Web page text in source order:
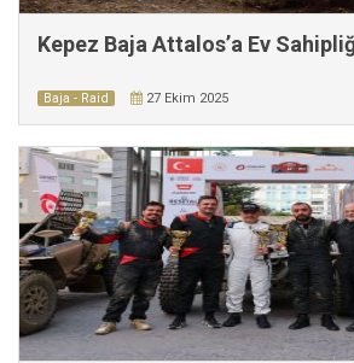
Kepez Baja Attalos’a Ev
Baja - Raid 27 Ekim 2025